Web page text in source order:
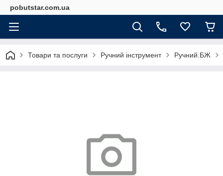
pobutstar.com.ua
Товари та послуги Ручний інструмент Ручний.БЖ